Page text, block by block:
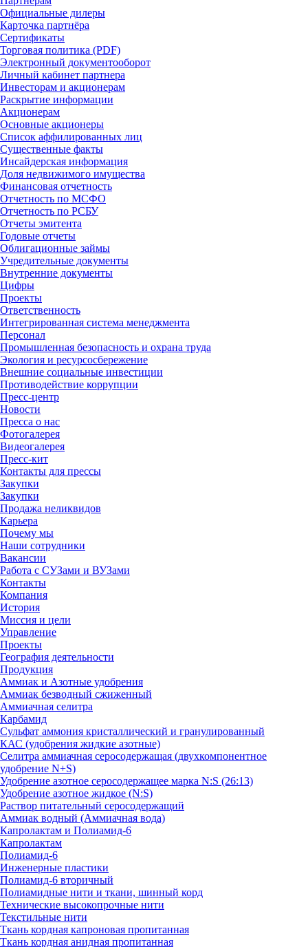
Официальные дилеры
Карточка партнёра
Сертификаты
Торговая политика (PDF)
Электронный документооборот
Личный кабинет партнера
Инвесторам и акционерам
Раскрытие информации
Акционерам
Основные акционеры
Список аффилированных лиц
Существенные факты
Инсайдерская информация
Доля недвижимого имущества
Финансовая отчетность
Отчетность по МСФО
Отчетность по РСБУ
Отчеты эмитента
Годовые отчеты
Облигационные займы
Учредительные документы
Внутренние документы
Цифры
Проекты
Ответственность
Интегрированная система менеджмента
Персонал
Промышленная безопасность и охрана труда
Экология и ресурсосбережение
Внешние социальные инвестиции
Противодействие коррупции
Пресс-центр
Новости
Пресса о нас
Фотогалерея
Видеогалерея
Пресс-кит
Контакты для прессы
Закупки
Закупки
Продажа неликвидов
Карьера
Почему мы
Наши сотрудники
Вакансии
Работа с СУЗами и ВУЗами
Контакты
Компания
История
Миссия и цели
Управление
Проекты
География деятельности
Продукция
Аммиак и Азотные удобрения
Аммиак безводный сжиженный
Аммиачная селитра
Карбамид
Сульфат аммония кристаллический и гранулированный
КАС (удобрения жидкие азотные)
Селитра аммиачная серосодержащая (двухкомпонентное
удобрение N+S)
Удобрение азотное серосодержащее марка N:S (26:13)
Удобрение азотное жидкое (N:S)
Раствор питательный серосодержащий
Аммиак водный (Аммиачная вода)
Капролактам и Полиамид-6
Капролактам
Полиамид-6
Инженерные пластики
Полиамид-6 вторичный
Полиамидные нити и ткани, шинный корд
Технические высокопрочные нити
Текстильные нити
Ткань кордная капроновая пропитанная
Ткань кордная анидная пропитанная